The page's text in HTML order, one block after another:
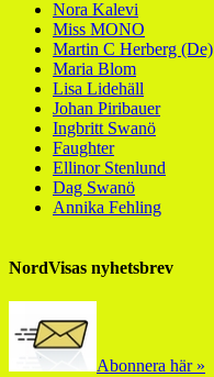
Nora Kalevi
Miss MONO
Martin C Herberg (De)
Maria Blom
Lisa Lidehäll
Johan Piribauer
Ingbritt Swanö
Faughter
Ellinor Stenlund
Dag Swanö
Annika Fehling
NordVisas nyhetsbrev
Abonnera här »